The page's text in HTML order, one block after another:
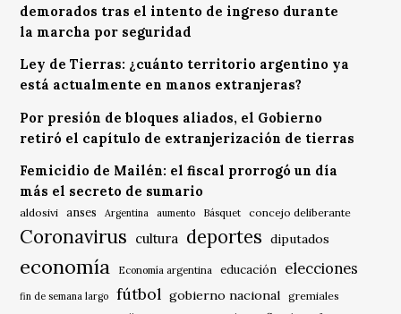
demorados tras el intento de ingreso durante
la marcha por seguridad
Ley de Tierras: ¿cuánto territorio argentino ya
está actualmente en manos extranjeras?
Por presión de bloques aliados, el Gobierno
retiró el capítulo de extranjerización de tierras
Femicidio de Mailén: el fiscal prorrogó un día
más el secreto de sumario
aldosivi anses Argentina aumento Básquet concejo deliberante
Coronavirus cultura deportes diputados
economía Economía argentina educación elecciones
fin de semana largo fútbol gobierno nacional gremiales